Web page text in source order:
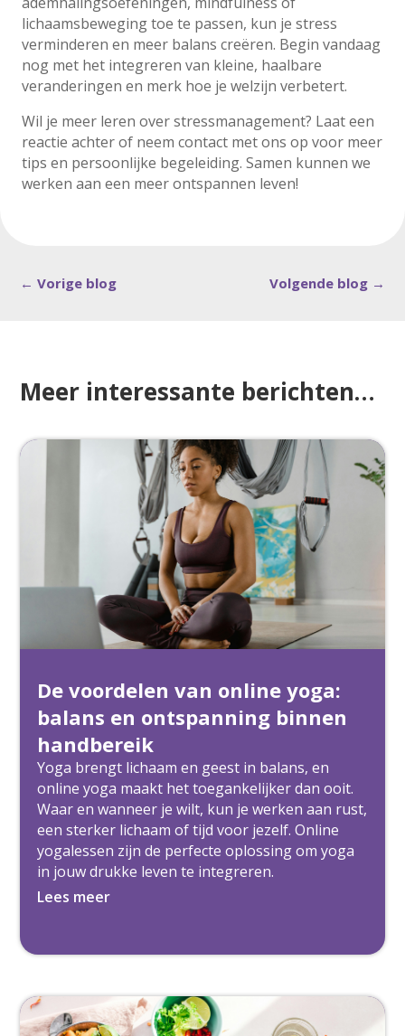
lichaamsbeweging toe te passen, kun je stress
verminderen en meer balans creëren. Begin vandaag
nog met het integreren van kleine, haalbare
veranderingen en merk hoe je welzijn verbetert.
Wil je meer leren over stressmanagement? Laat een
reactie achter of neem contact met ons op voor meer
tips en persoonlijke begeleiding. Samen kunnen we
werken aan een meer ontspannen leven!
←Vorige blog Volgende blog→
Meer interessante berichten…
De voordelen van online yoga:
balans en ontspanning binnen
handbereik
Yoga brengt lichaam en geest in balans, en
online yoga maakt het toegankelijker dan ooit.
Waar en wanneer je wilt, kun je werken aan rust,
een sterker lichaam of tijd voor jezelf. Online
yogalessen zijn de perfecte oplossing om yoga
in jouw drukke leven te integreren.
Lees meer